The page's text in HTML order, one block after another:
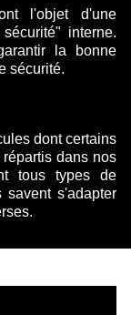
l'objet d'une
interne.
la bonne
sécurité.
dont certains
dans nos
tous types de
savent s'adapter